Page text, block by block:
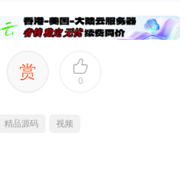
赏 0
精品源码 视频